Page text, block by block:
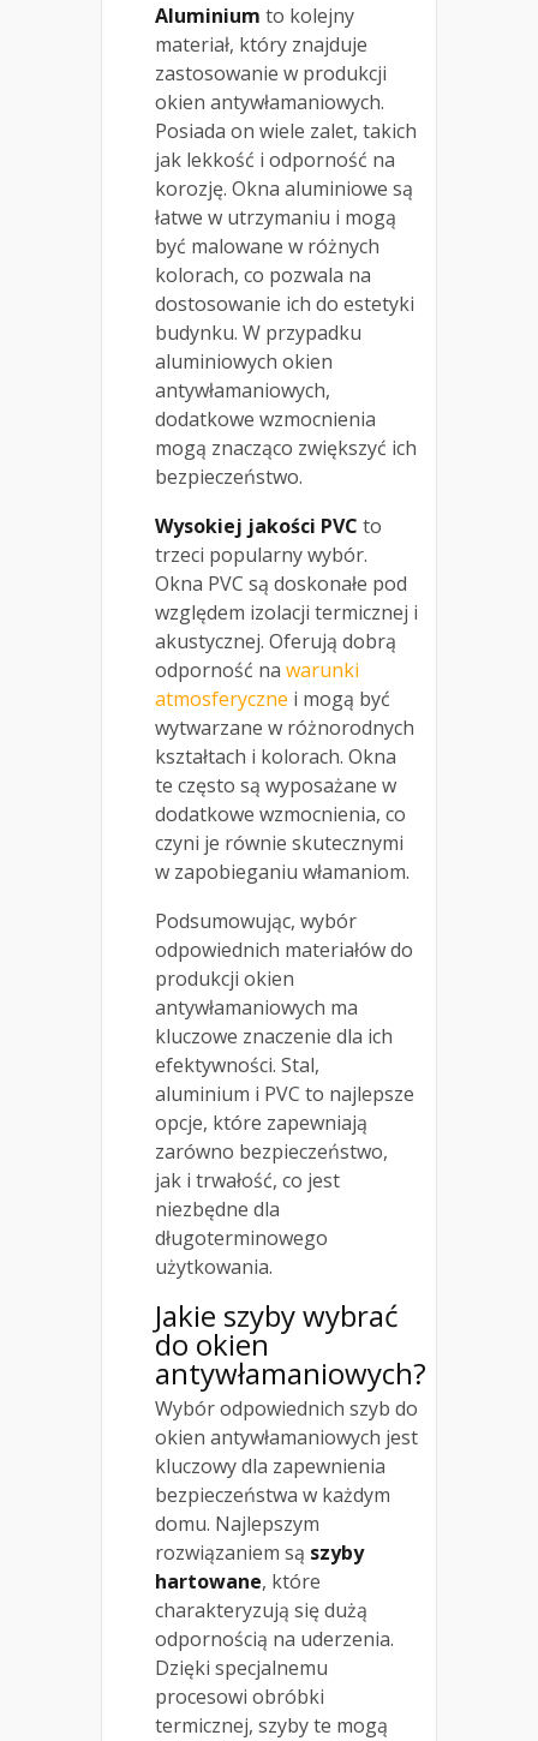
Aluminium to kolejny
materiał, który znajduje
zastosowanie w produkcji
okien antywłamaniowych.
Posiada on wiele zalet, takich
jak lekkość i odporność na
korozję. Okna aluminiowe są
łatwe w utrzymaniu i mogą
być malowane w różnych
kolorach, co pozwala na
dostosowanie ich do estetyki
budynku. W przypadku
aluminiowych okien
antywłamaniowych,
dodatkowe wzmocnienia
mogą znacząco zwiększyć ich
bezpieczeństwo.
Wysokiej jakości PVC to
trzeci popularny wybór.
Okna PVC są doskonałe pod
względem izolacji termicznej i
akustycznej. Oferują dobrą
odporność na warunki
atmosferyczne i mogą być
wytwarzane w różnorodnych
kształtach i kolorach. Okna
te często są wyposażane w
dodatkowe wzmocnienia, co
czyni je równie skutecznymi
w zapobieganiu włamaniom.
Podsumowując, wybór
odpowiednich materiałów do
produkcji okien
antywłamaniowych ma
kluczowe znaczenie dla ich
efektywności. Stal,
aluminium i PVC to najlepsze
opcje, które zapewniają
zarówno bezpieczeństwo,
jak i trwałość, co jest
niezbędne dla
długoterminowego
użytkowania.
Jakie szyby wybrać
do okien
antywłamaniowych?
Wybór odpowiednich szyb do
okien antywłamaniowych jest
kluczowy dla zapewnienia
bezpieczeństwa w każdym
domu. Najlepszym
rozwiązaniem są szyby
hartowane, które
charakteryzują się dużą
odpornością na uderzenia.
Dzięki specjalnemu
procesowi obróbki
termicznej, szyby te mogą